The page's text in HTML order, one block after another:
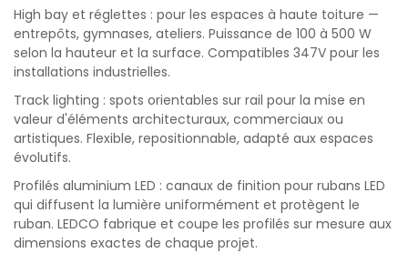
High bay et réglettes : pour les espaces à haute toiture —
entrepôts, gymnases, ateliers. Puissance de 100 à 500 W
selon la hauteur et la surface. Compatibles 347V pour les
installations industrielles.
Track lighting : spots orientables sur rail pour la mise en
valeur d'éléments architecturaux, commerciaux ou
artistiques. Flexible, repositionnable, adapté aux espaces
évolutifs.
Profilés aluminium LED : canaux de finition pour rubans LED
qui diffusent la lumière uniformément et protègent le
ruban. LEDCO fabrique et coupe les profilés sur mesure aux
dimensions exactes de chaque projet.